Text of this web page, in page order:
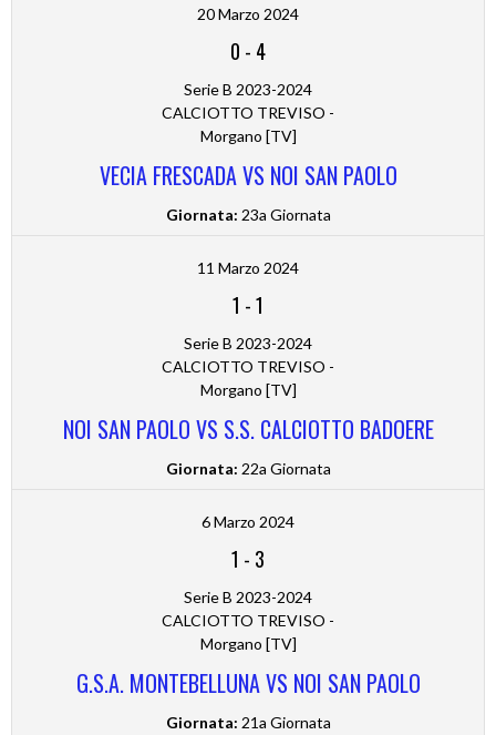
20 Marzo 2024
0 - 4
Serie B 2023-2024
CALCIOTTO TREVISO -
Morgano [TV]
VECIA FRESCADA VS NOI SAN PAOLO
Giornata: 23a Giornata
11 Marzo 2024
1 -1
Serie B 2023-2024
CALCIOTTO TREVISO -
Morgano [TV]
NOI SAN PAOLO VS S.S. CALCIOTTO BADOERE
Giornata: 22a Giornata
6 Marzo 2024
1 - 3
Serie B 2023-2024
CALCIOTTO TREVISO -
Morgano [TV]
G.S.A. MONTEBELLUNA VS NOI SAN PAOLO
Giornata: 21a Giornata